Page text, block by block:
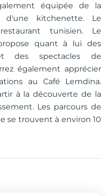
équipée de la
kitchenette. Le
tunisien. Le
quant à lui des
des spectacles de
également apprécier
au Café Lemdina.
à la découverte de la
Les parcours de
se trouvent à environ 10